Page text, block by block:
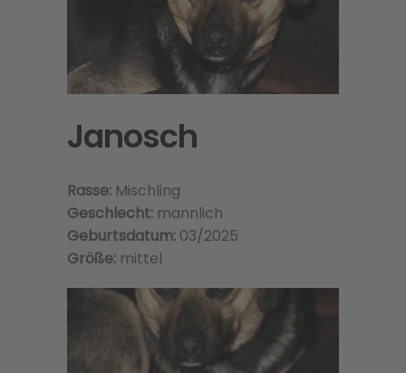
Janosch
Rasse: Mischling
Geschlecht: männlich
Geburtsdatum: 03/2025
Größe: mittel